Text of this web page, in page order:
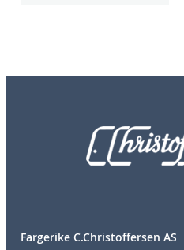
Fargerike C.Christoffersen AS